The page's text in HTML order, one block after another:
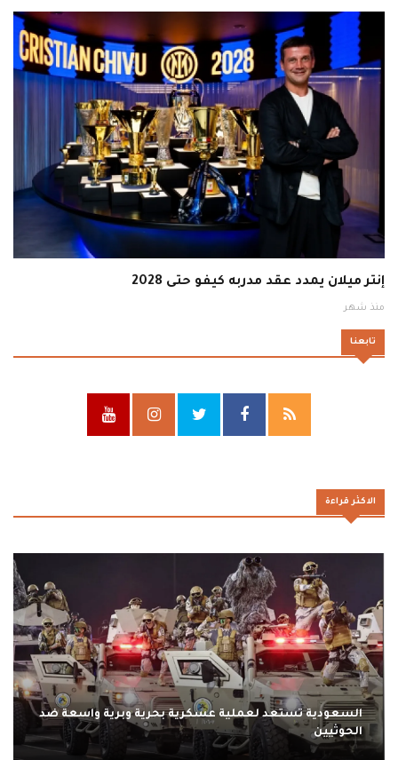
إنتر ميلان يمدد عقد مدربه كيفو حتى 2028
منذ شهر
تابعنا
الاكثر قراءة
السعودية تستعد لعملية عسكرية بحرية وبرية واسعة ضد
الحوثيين